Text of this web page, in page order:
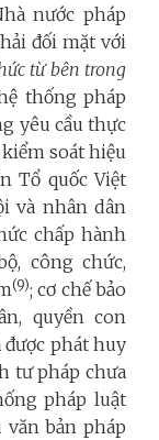
nước pháp
đối mặt với
từ bên trong
thống pháp
yêu cầu thực
soát hiệu
Tổ quốc Việt
và nhân dân
chấp hành
công chức,
(9); cơ chế bảo
quyền con
được phát huy
tư pháp chưa
pháp luật
văn bản pháp